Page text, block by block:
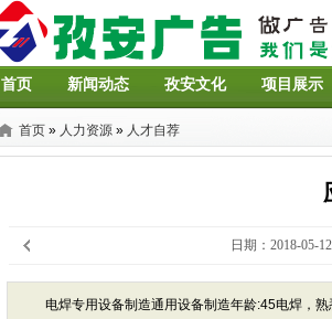
首页 新闻动态 孜安文化 项目展示
首页 » 人力资源 » 人才自荐
日期：2018-05-
电焊专用设备制造通用设备制造年龄:45电焊，